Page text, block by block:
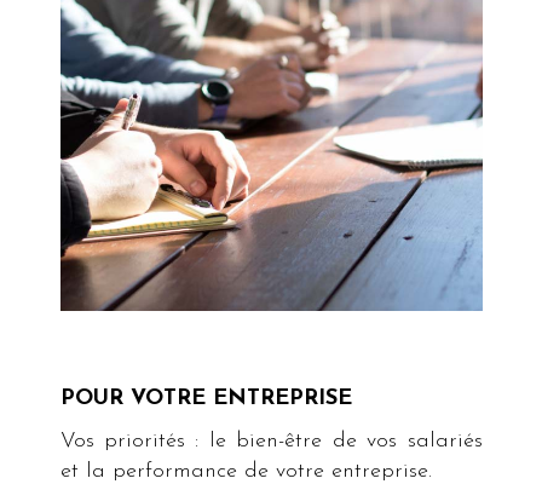
POUR VOTRE ENTREPRISE
Vos priorités : le bien-être de vos salariés
et la performance de votre entreprise.